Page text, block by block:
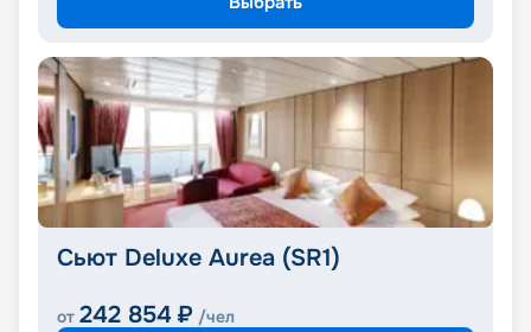
Сьют Deluxe Aurea (SR1)
от 242 854 ₽ /чел